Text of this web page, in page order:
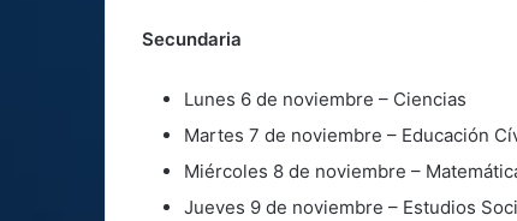
Secundaria
Lunes 6 de noviembre – Ciencias
Martes 7 de noviembre – Educación
Miércoles 8 de noviembre –
Jueves 9 de noviembre – Estudios